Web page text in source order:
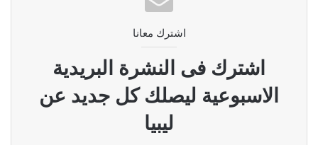
اشترك معانا
اشترك فى النشرة البريدية
الاسبوعية ليصلك كل جديد عن
ليبيا